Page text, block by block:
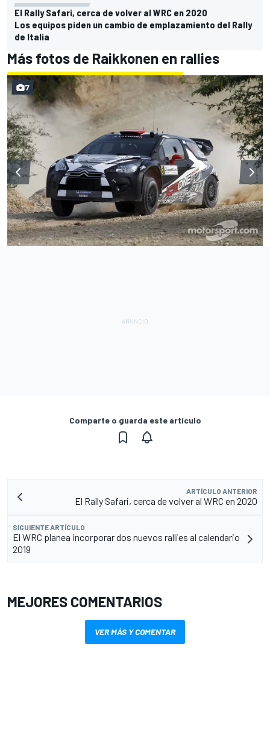
El Rally Safari, cerca de volver al WRC en 2020
Los equipos piden un cambio de emplazamiento del Rally
de Italia
Más fotos de Raikkonen en rallies
7
Comparte o guarda este artículo
ARTÍCULO ANTERIOR
El Rally Safari, cerca de volver al WRC en 2020
SIGUIENTE ARTÍCULO
El WRC planea incorporar dos nuevos rallies al calendario
2019
MEJORES COMENTARIOS
VER MÁS Y COMENTAR